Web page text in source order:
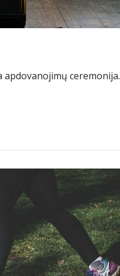
ceremonija.